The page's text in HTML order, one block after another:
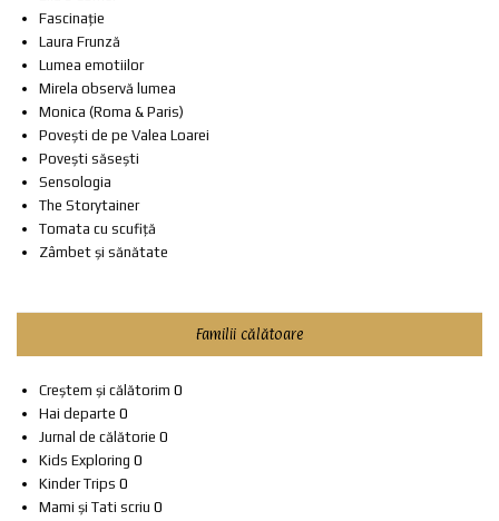
Fascinație
Laura Frunză
Lumea emotiilor
Mirela observă lumea
Monica (Roma & Paris)
Povești de pe Valea Loarei
Povești săsești
Sensologia
The Storytainer
Tomata cu scufiță
Zâmbet și sănătate
Familii călătoare
Creștem și călătorim 0
Hai departe 0
Jurnal de călătorie 0
Kids Exploring 0
Kinder Trips 0
Mami și Tati scriu 0